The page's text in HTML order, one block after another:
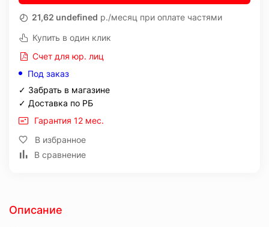
21,62 undefined р./месяц при оплате частями
Купить в один клик
Счет для юр. лиц
Под заказ
✓ Забрать в магазине
✓ Доставка по РБ
Гарантия 12 мес.
В избранное
В сравнение
Описание